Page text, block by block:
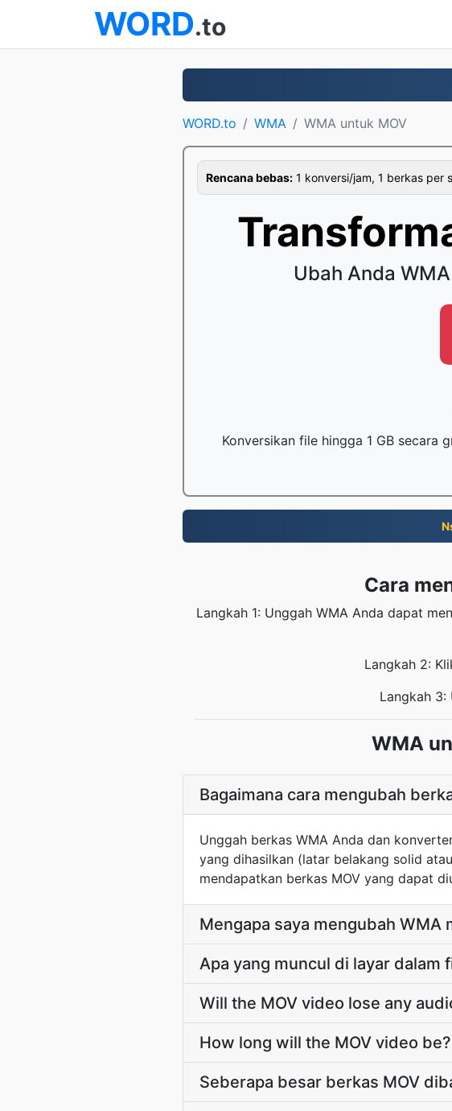
WORD.to
WORD.to WMA WMA untuk MOV
Rencana bebas: 1 konversi/jam, 1 berkas per
Ubah Anda
Konversikan file hingga 1 GB secara
Cara
Langkah 1: Unggah WMA Anda dapat
Langkah 2:
Langkah
WMA
Bagaimana cara mengubah
Unggah berkas WMA Anda dan
yang dihasilkan (latar belakang solid
mendapatkan berkas MOV yang dapat
Mengapa saya mengubah WMA
Apa yang muncul di layar dalam
Will the MOV video lose any
How long will the MOV video be?
Seberapa besar berkas MOV